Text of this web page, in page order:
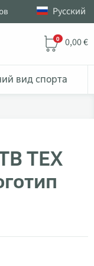
Pусский
0 0,00 €
вид спорта
TEX